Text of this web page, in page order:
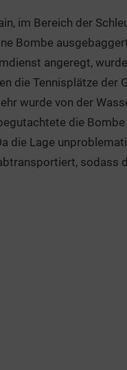
im Bereich der
Bombe
angeregt,
die Tennisplätze der
wurde von der
die
die Lage
sodass